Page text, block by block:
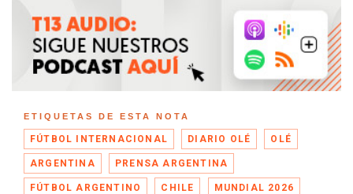
ETIQUETAS DE ESTA NOTA
FÚTBOL INTERNACIONAL DIARIO OLÉ OLÉ
ARGENTINA PRENSA ARGENTINA
FÚTBOL ARGENTINO CHILE MUNDIAL 2026